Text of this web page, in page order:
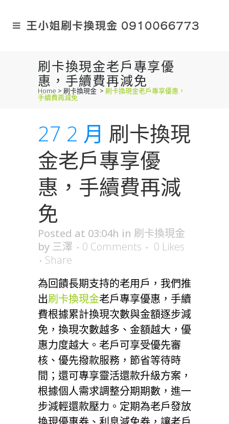
刷卡換現金老戶專享優
惠，手續費再減免
Home > 刷卡換現金 > 刷卡換現金老戶專享優惠，
手續費再減免
27 2 月 刷卡換現
金老戶專享優
惠，手續費再減
免
Posted at 03:04h in 刷卡換現金
by 三澤 0 Comments 0 Likes
Share
為回饋長期支持的老用戶，我們推
出刷卡換現金老戶專享優惠，手續
費根據累計換現次數與金額逐步減
免，換現次數越多、金額越大，優
惠力度越大。老戶可享受優先審
核、優先撥款服務，節省等待時
間；還可專享靈活還款升級方案，
根據個人需求調整分期期數，進一
步減輕還款壓力。定期為老戶發放